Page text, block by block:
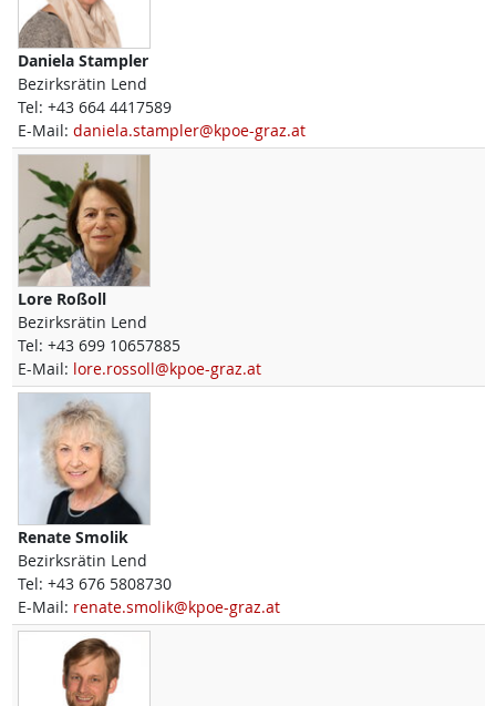
Daniela Stampler
Bezirksrätin Lend
Tel: +43 664 4417589
E-Mail: daniela.stampler@kpoe-graz.at
Lore Roßoll
Bezirksrätin Lend
Tel: +43 699 10657885
E-Mail: lore.rossoll@kpoe-graz.at
Renate Smolik
Bezirksrätin Lend
Tel: +43 676 5808730
E-Mail: renate.smolik@kpoe-graz.at